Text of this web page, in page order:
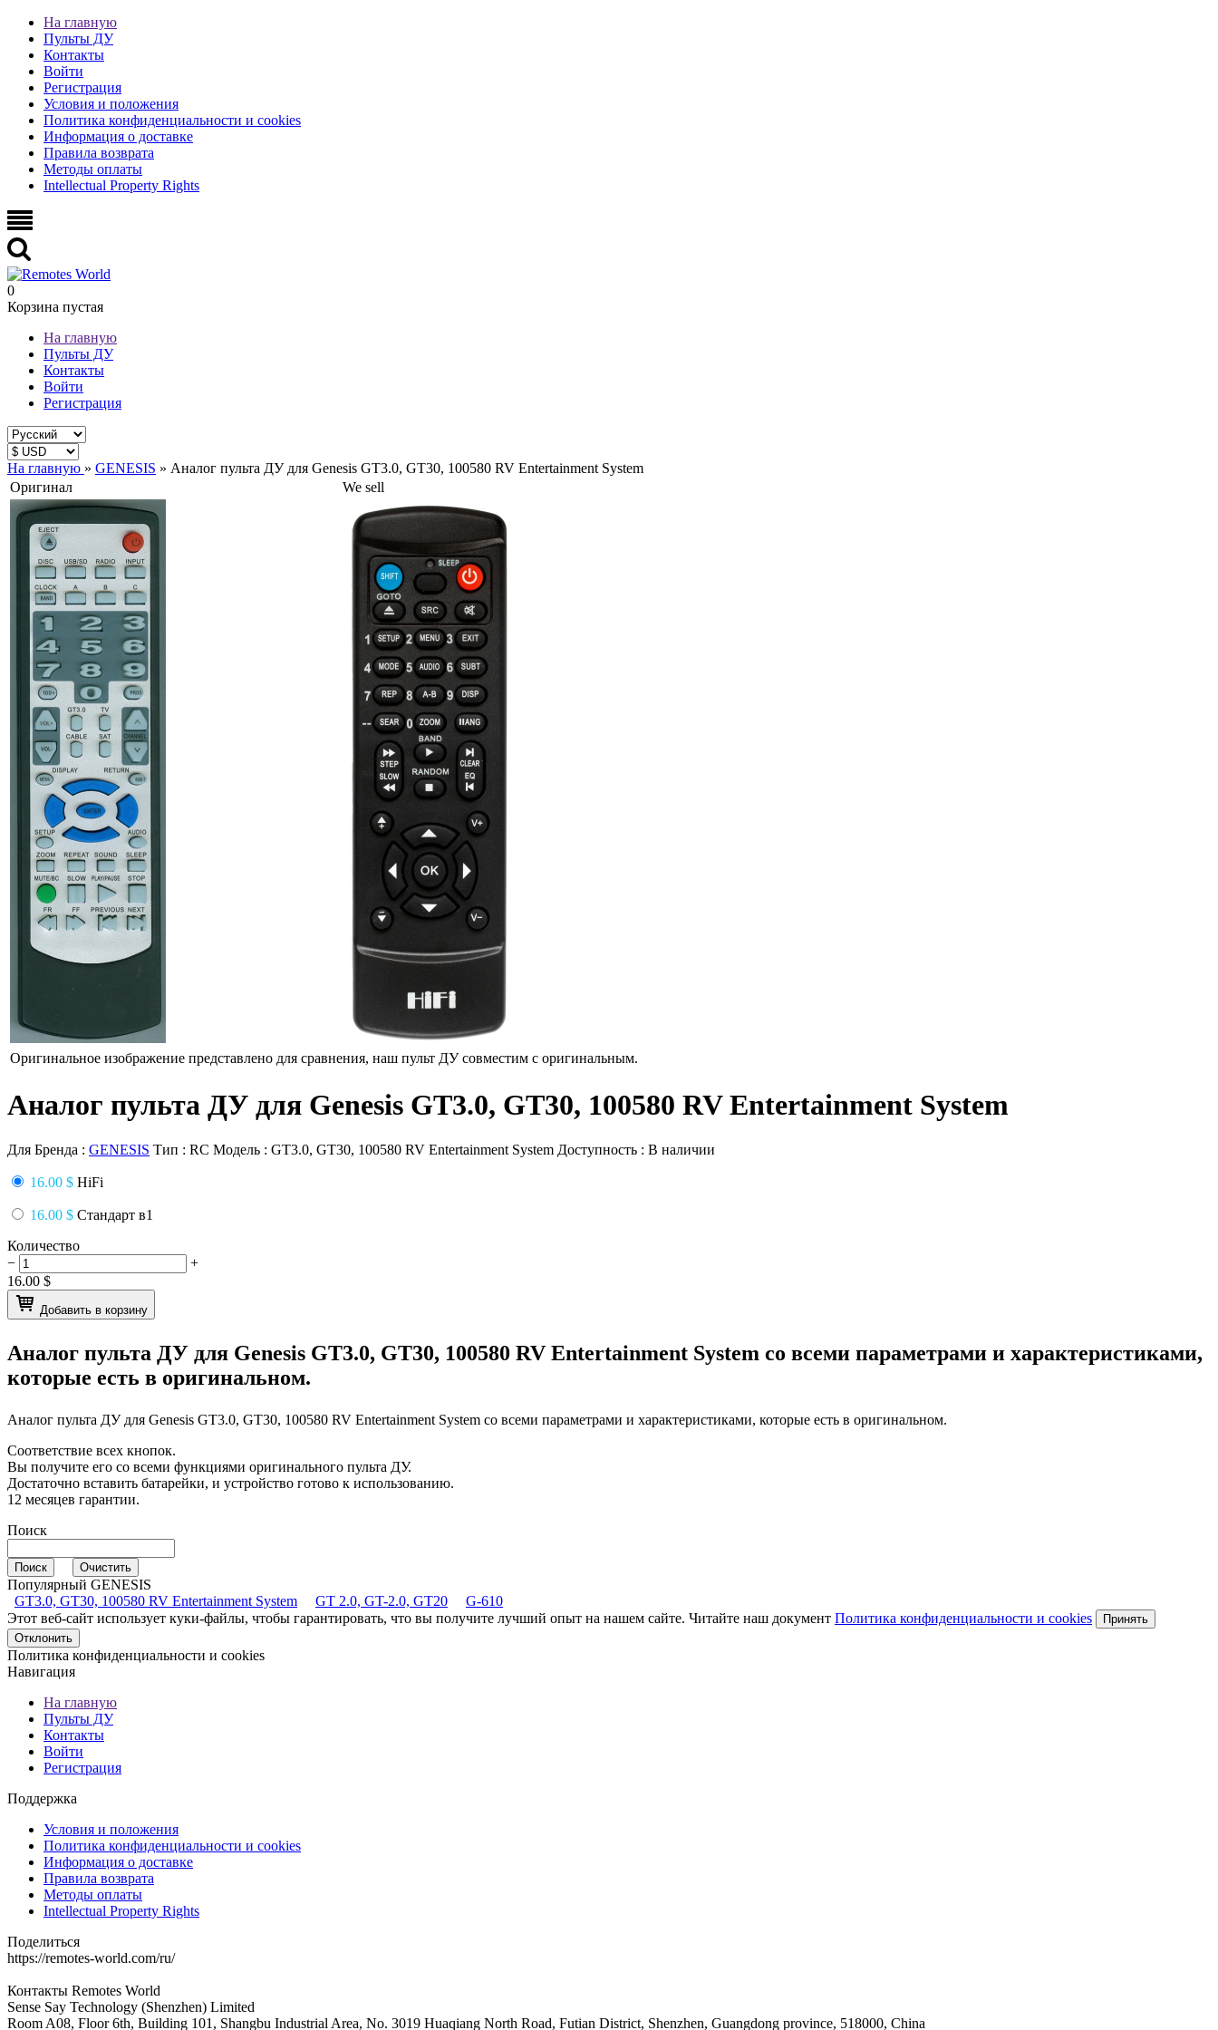
На главную
Пульты ДУ
Контакты
Войти
Регистрация
Условия и положения
Политика конфиденциальности и cookies
Информация о доставке
Правила возврата
Методы оплаты
Intellectual Property Rights
0
Корзина пустая
На главную
Пульты ДУ
Контакты
Войти
Регистрация
На главную » GENESIS » Аналог пульта ДУ для Genesis GT3.0, GT30, 100580 RV Entertainment System
Оригинал
We sell
Оригинальное изображение представлено для сравнения, наш пульт ДУ совместим с оригинальным.
Аналог пульта ДУ для Genesis GT3.0, GT30, 100580 RV Entertainment System
Для Бренда : GENESIS Тип : RC Модель : GT3.0, GT30, 100580 RV Entertainment System Доступность : В наличии
16.00 $ HiFi
16.00 $ Стандарт в1
Количество
−
+
16.00 $
Добавить в корзину
Аналог пульта ДУ для Genesis GT3.0, GT30, 100580 RV Entertainment System со всеми параметрами и характеристиками,
которые есть в оригинальном.
Аналог пульта ДУ для Genesis GT3.0, GT30, 100580 RV Entertainment System со всеми параметрами и характеристиками, которые есть в оригинальном.
Соответствие всех кнопок.
Вы получите его со всеми функциями оригинального пульта ДУ.
Достаточно вставить батарейки, и устройство готово к использованию.
12 месяцев гарантии.
Поиск
Популярный GENESIS
GT3.0, GT30, 100580 RV Entertainment System
GT 2.0, GT-2.0, GT20
G-610
Этот веб-сайт использует куки-файлы, чтобы гарантировать, что вы получите лучший опыт на нашем сайте. Читайте наш документ Политика конфиденциальности и cookies
Принять
Отклонить
Политика конфиденциальности и cookies
Навигация
На главную
Пульты ДУ
Контакты
Войти
Регистрация
Поддержка
Условия и положения
Политика конфиденциальности и cookies
Информация о доставке
Правила возврата
Методы оплаты
Intellectual Property Rights
Поделиться
https://remotes-world.com/ru/
Контакты Remotes World
Sense Say Technology (Shenzhen) Limited
Room A08, Floor 6th, Building 101, Shangbu Industrial Area, No. 3019 Huaqiang North Road, Futian District, Shenzhen, Guangdong province, 518000, China